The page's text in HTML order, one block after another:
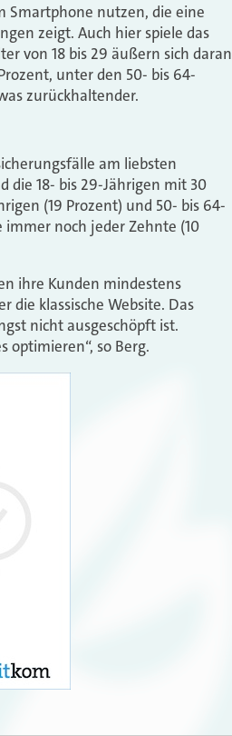
Smartphone nutzen, die eine
zeigt. Auch hier spiele das
von 18 bis 29 äußern sich daran
unter den 50- bis 64-
zurückhaltender.
am liebsten
die 18- bis 29-Jährigen mit 30
(19 Prozent) und 50- bis 64-
immer noch jeder Zehnte (10
ihre Kunden mindestens
die klassische Website. Das
nicht ausgeschöpft ist.
optimieren“, so Berg.